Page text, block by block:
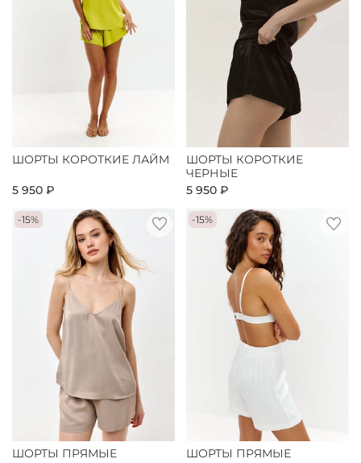
ШОРТЫ КОРОТКИЕ ЛАЙМ
5 950 ₽
ШОРТЫ КОРОТКИЕ
ЧЕРНЫЕ
5 950 ₽
-15%
ШОРТЫ ПРЯМЫЕ
-15%
ШОРТЫ ПРЯМЫЕ